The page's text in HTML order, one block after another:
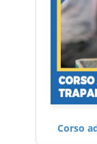
Corso